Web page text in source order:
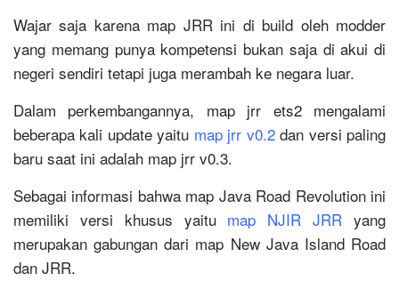
Wajar saja karena map JRR ini di build oleh modder
yang memang punya kompetensi bukan saja di akui di
negeri sendiri tetapi juga merambah ke negara luar.
Dalam perkembangannya, map jrr ets2 mengalami
beberapa kali update yaitu map jrr v0.2dan versi paling
baru saat ini adalah map jrr v0.3.
Sebagai informasi bahwa map Java Road Revolution ini
memiliki versi khusus yaitu map NJIR JRR yang
merupakan gabungan dari map New Java Island Road
dan JRR.